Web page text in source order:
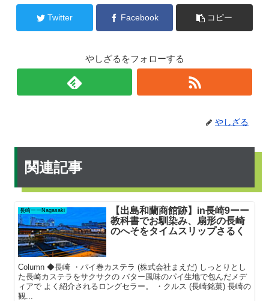
Twitter Facebook コピー
やしざるをフォローする
やしざる
関連記事
長崎ーーNagasaki
【出島和蘭商館跡】in長崎9ーー
教科書でお馴染み、扇形の長崎
のへそをタイムスリップさるく
Column ◆長崎 ・パイ巻カステラ (株式会社まえだ) しっとりとし
た長崎カステラをサクサクの バター風味のパイ生地で包んだメデ
ィアで よく紹介されるロングセラー。 ・クルス (長崎銘菓) 長崎の
観...